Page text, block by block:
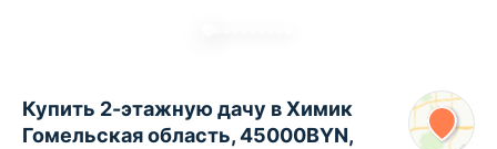
Купить 2-этажную дачу в Химик
Гомельская область, 45000BYN,